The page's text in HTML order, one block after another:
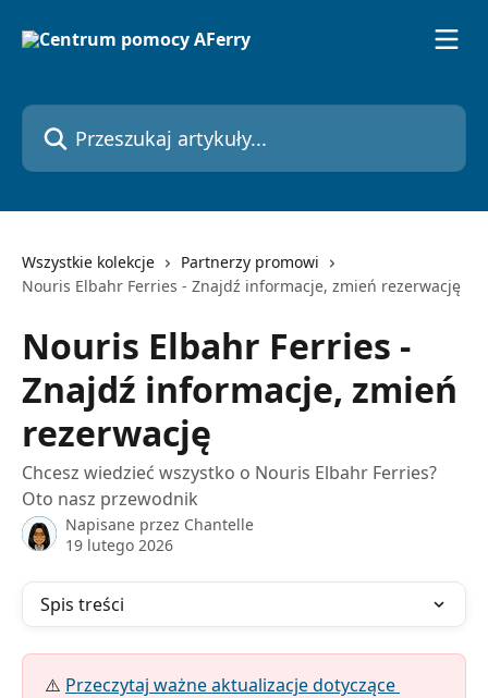
Przeszukaj artykuły...
Wszystkie kolekcje
Partnerzy promowi
Nouris Elbahr Ferries - Znajdź informacje, zmień rezerwację
Nouris Elbahr Ferries -
Znajdź informacje, zmień
rezerwację
Chcesz wiedzieć wszystko o Nouris Elbahr Ferries?
Oto nasz przewodnik
Napisane przez Chantelle
19 lutego 2026
Spis treści
⚠️ Przeczytaj ważne aktualizacje dotyczące